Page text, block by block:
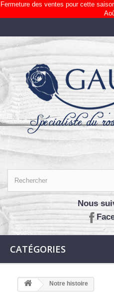
Fermeture des ventes pour cette
Nous
CATÉGORIES
Notre histoire